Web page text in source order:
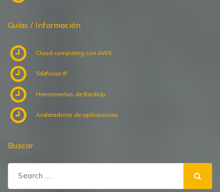
Guías / Información
Cloud computing con AWS
Telefonia IP
Herramientas de BackUp
Aceleradores de aplicaciones
Buscar
Search